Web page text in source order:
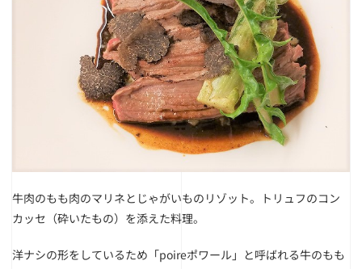
牛肉のもも肉のマリネとじゃがいものリゾット。トリュフのコン
カッセ（砕いたもの）を添えた料理。
洋ナシの形をしているため「poireポワール」と呼ばれる牛のもも